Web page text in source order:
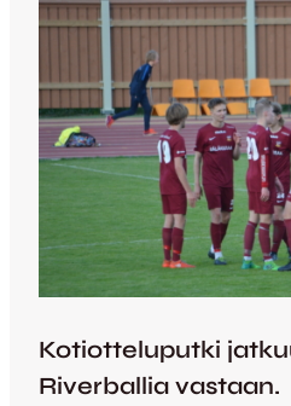
Kotiotteluputki
Riverballia vastaan.